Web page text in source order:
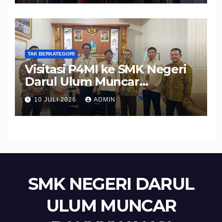
Disiplin, dan Berprestasi
TAK BERKATEGORI
Visitasi P4MI ke SMK Negeri
Darul Ulum Muncar
Banyuwangi Perkuat Sinergi
Edukasi dan Perlindungan
Calon Pekerja Migran
10 JULI 2026 ADMIN
SMK NEGERI DARUL
ULUM MUNCAR